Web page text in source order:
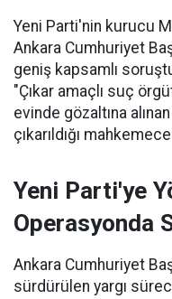
Yeni Parti'nin kurucu
Ankara Cumhuriyet
geniş kapsamlı
"Çıkar amaçlı suç
evinde gözaltına
çıkarıldığı
Yeni Parti'ye
Operasyonda
Ankara Cumhuriyet
sürdürülen yargı